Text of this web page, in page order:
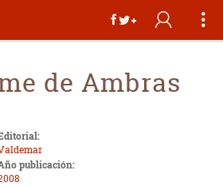
de Ambras
publicación: